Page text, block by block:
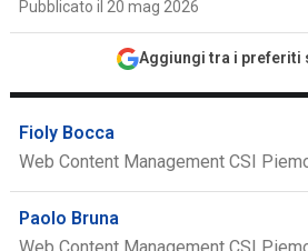
Pubblicato il 20 mag 2026
Aggiungi tra i preferiti
Fioly Bocca
Web Content Management CSI
Paolo Bruna